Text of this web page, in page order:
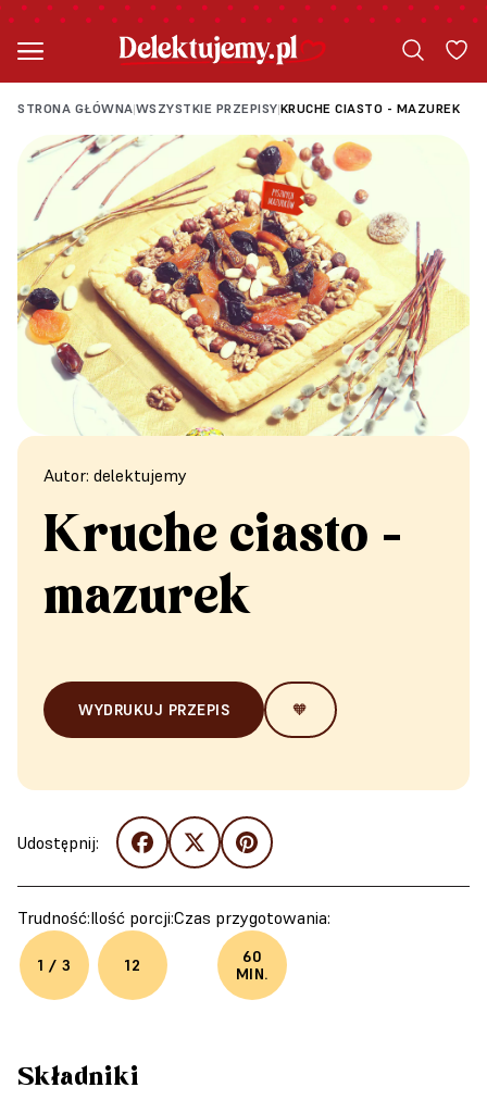
STRONA GŁÓWNA|WSZYSTKIE PRZEPISY|KRUCHE CIASTO - MAZUREK
Autor: delektujemy
Kruche ciasto -
mazurek
WYDRUKUJ PRZEPIS 🧡
Udostępnij:
Trudność:
1 / 3
Ilość porcji:
12
Czas przygotowania:
60
MIN.
Składniki